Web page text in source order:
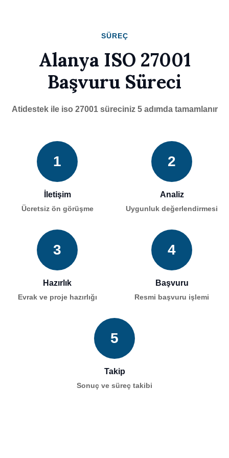
SÜREÇ
Alanya ISO 27001
Başvuru Süreci
Atidestek ile iso 27001 süreciniz 5 adımda tamamlanır
1
İletişim
Ücretsiz ön görüşme
2
Analiz
Uygunluk değerlendirmesi
3
Hazırlık
Evrak ve proje hazırlığı
4
Başvuru
Resmi başvuru işlemi
5
Takip
Sonuç ve süreç takibi